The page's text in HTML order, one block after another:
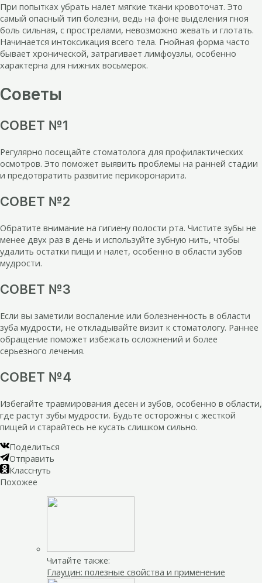
При попытках убрать налет мягкие ткани кровоточат. Это
самый опасный тип болезни, ведь на фоне выделения гноя
боль сильная, с прострелами, невозможно жевать и глотать.
Начинается интоксикация всего тела. Гнойная форма часто
бывает хронической, затрагивает лимфоузлы, особенно
характерна для нижних восьмерок.
Советы
СОВЕТ №1
Регулярно посещайте стоматолога для профилактических
осмотров. Это поможет выявить проблемы на ранней стадии
и предотвратить развитие перикоронарита.
СОВЕТ №2
Обратите внимание на гигиену полости рта. Чистите зубы не
менее двух раз в день и используйте зубную нить, чтобы
удалить остатки пищи и налет, особенно в области зубов
мудрости.
СОВЕТ №3
Если вы заметили воспаление или болезненность в области
зуба мудрости, не откладывайте визит к стоматологу. Раннее
обращение поможет избежать осложнений и более
серьезного лечения.
СОВЕТ №4
Избегайте травмирования десен и зубов, особенно в области,
где растут зубы мудрости. Будьте осторожны с жесткой
пищей и старайтесь не кусать слишком сильно.
Поделиться
Отправить
Класснуть
Похожее
Читайте также:
Глауцин: полезные свойства и применение